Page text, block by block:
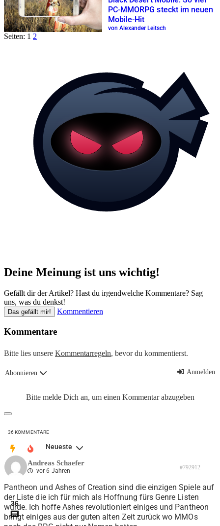
PC-MMORPG steckt im neuen
Mobile-Hit
von Alexander Leitsch
Seiten: 1 2
Deine Meinung ist uns wichtig!
Gefällt dir der Artikel? Hast du irgendwelche Kommentare? Sag
uns, was du denkst!
Das gefällt mir! Kommentieren
Kommentare
Bitte lies unsere Kommentarregeln, bevor du kommentierst.
Abonnieren Anmelden
Bitte melde Dich an, um einen Kommentar abzugeben
36 KOMMENTARE
Neueste
Andreas Schaefer
vor 6 Jahren #792912
Pantheon und Ashes of Creation sind die einzigen Spiele auf
der Liste die ich für mich als Hoffnung fürs Genre Listen
würde. Ich hoffe Ashes revolutioniert einiges und Pantheon
bringt einiges aus der guten alten Zeit zurück wo MMOs
36